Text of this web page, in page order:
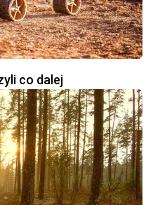
co dalej